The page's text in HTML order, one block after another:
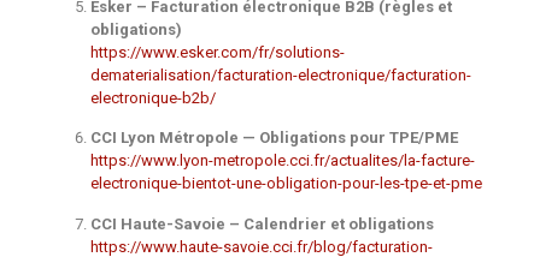
Esker – Facturation électronique B2B (règles et
obligations)
https://www.esker.com/fr/solutions-
dematerialisation/facturation-electronique/facturation-
electronique-b2b/
CCI Lyon Métropole — Obligations pour TPE/PME
https://www.lyon-metropole.cci.fr/actualites/la-facture-
electronique-bientot-une-obligation-pour-les-tpe-et-pme
CCI Haute-Savoie – Calendrier et obligations
https://www.haute-savoie.cci.fr/blog/facturation-